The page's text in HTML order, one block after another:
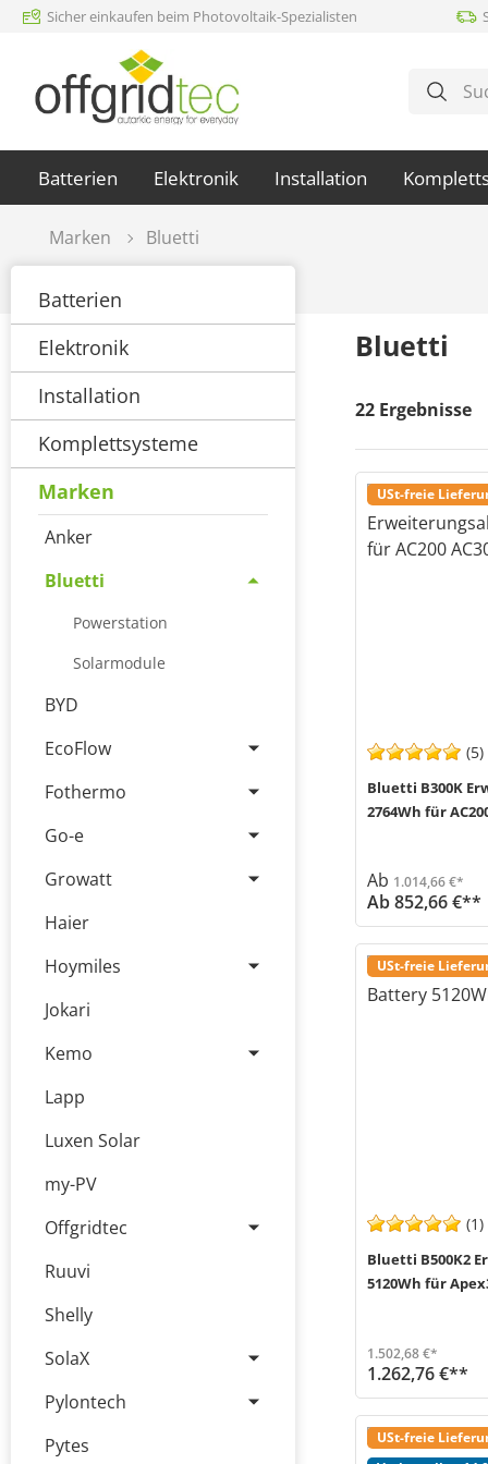
Hauptinhalt springen
Zur Suche springen
Zur Hauptnavigation springen
Sicher einkaufen beim Photovoltaik-Spezialisten
Batterien Elektronik Installation
Marken Bluetti
Batterien
Elektronik
Installation
Komplettsysteme
Marken
Anker
Bluetti
Powerstation
Solarmodule
BYD
EcoFlow
Fothermo
Go-e
Growatt
Haier
Hoymiles
Jokari
Kemo
Lapp
Luxen Solar
my-PV
Offgridtec
Ruuvi
Shelly
SolaX
Pylontech
Pytes
Bluetti
22 Ergebnisse
USt-freie
(5)
Bluetti B300K
2764Wh für
Ab 1.014,66 €*
Ab 852,66 €**
USt-freie
(1)
Bluetti B500K2
5120Wh für
1.502,68 €*
1.262,76 €**
USt-freie